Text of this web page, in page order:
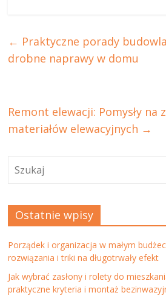
← Praktyczne porady
drobne naprawy w domu
Remont elewacji: Pomysły na
materiałów elewacyjnych →
Ostatnie wpisy
Porządek i organizacja w małym
rozwiązania i triki na długotrwały efekt
Jak wybrać zasłony i rolety do
praktyczne kryteria i montaż